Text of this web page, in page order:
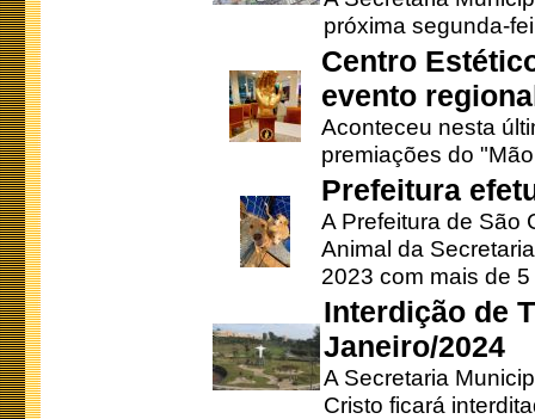
próxima segunda-
Centro
evento
Aconteceu nesta
premiações do
Prefeitura
A Prefeitura de São
Animal da
2023 com mais de 5
Interdição de
Janeiro/2024
A Secretaria
Cristo ficará